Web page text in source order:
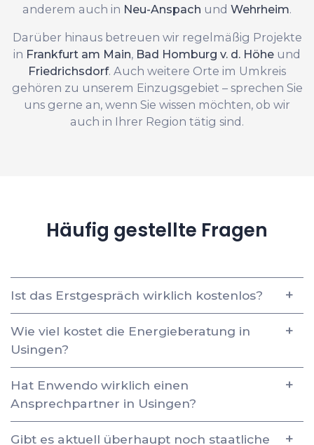
anderem auch in Neu-Anspach und Wehrheim.
Darüber hinaus betreuen wir regelmäßig Projekte
in Frankfurt am Main, Bad Homburg v. d. Höhe und
Friedrichsdorf. Auch weitere Orte im Umkreis
gehören zu unserem Einzugsgebiet – sprechen Sie
uns gerne an, wenn Sie wissen möchten, ob wir
auch in Ihrer Region tätig sind.
Häufig gestellte Fragen
Ist das Erstgespräch wirklich kostenlos?
Wie viel kostet die Energieberatung in
Usingen?
Hat Enwendo wirklich einen
Ansprechpartner in Usingen?
Gibt es aktuell überhaupt noch staatliche